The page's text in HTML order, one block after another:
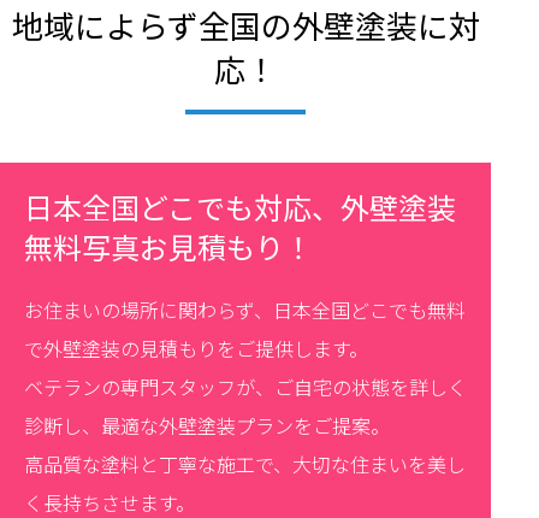
地域によらず全国の外壁塗装に対
応！
日本全国どこでも対応、外壁塗装
無料写真お見積もり！
お住まいの場所に関わらず、日本全国どこでも無料
で外壁塗装の見積もりをご提供します。
ベテランの専門スタッフが、ご自宅の状態を詳しく
診断し、最適な外壁塗装プランをご提案。
高品質な塗料と丁寧な施工で、大切な住まいを美し
く長持ちさせます。